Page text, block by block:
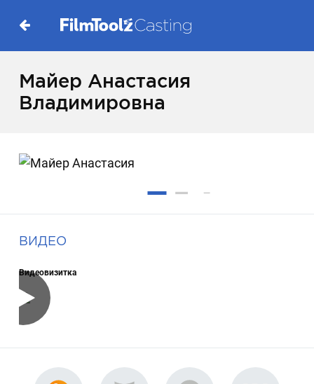
Майер Анастасия
Владимировна
ВИДЕО
Видеовизитка